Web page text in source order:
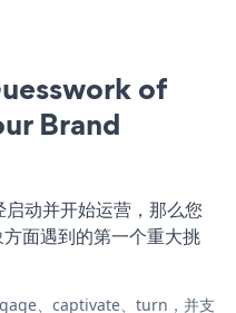
of
Brand
动并开始运营，那么您
面遇到的第一个重大挑
、captivate、turn，并支